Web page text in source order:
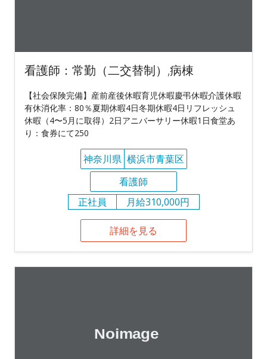
看護師：常勤（二交替制）,病棟
【社会保険完備】産前産後休暇育児休暇慶弔休暇介護休暇
有休消化率：80％夏期休暇4日冬期休暇4日リフレッシュ
休暇（4〜5月に取得）2日アニバーサリー休暇1日食堂あ
り：食券にて250
神奈川県 横浜市青葉区
看護師
正社員
月給310,000円
詳細を見る